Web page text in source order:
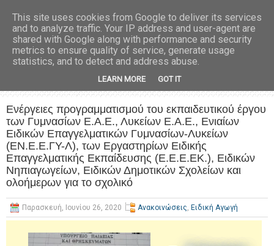
Ενέργειες προγραμματισμού του εκπαιδευτικού έργου
των Γυμνασίων Ε.Α.Ε., Λυκείων Ε.Α.Ε., Ενιαίων
Ειδικών Επαγγελματικών Γυμνασίων-Λυκείων
(ΕΝ.Ε.Ε.ΓΥ-Λ), των Εργαστηρίων Ειδικής
Επαγγελματικής Εκπαίδευσης (Ε.Ε.Ε.ΕΚ.), Ειδικών
Νηπιαγωγείων, Ειδικών Δημοτικών Σχολείων και
ολοήμερων για το σχολικό
Παρασκευή, Ιουνίου 26, 2020 Ανακοινώσεις, Ειδική Αγωγή
This site uses cookies from Google to deliver its services
and to analyze traffic. Your IP address and user-agent are
shared with Google along with performance and security
metrics to ensure quality of service, generate usage
statistics, and to detect and address abuse.
LEARN MORE GOT IT